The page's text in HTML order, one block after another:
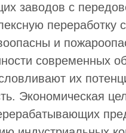
заводов с
переработку
и
современных
их
Экономическая